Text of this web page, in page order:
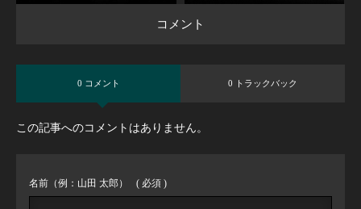
コメント
0 コメント 0 トラックバック
この記事へのコメントはありません。
名前（例：山田 太郎） ( 必須 )